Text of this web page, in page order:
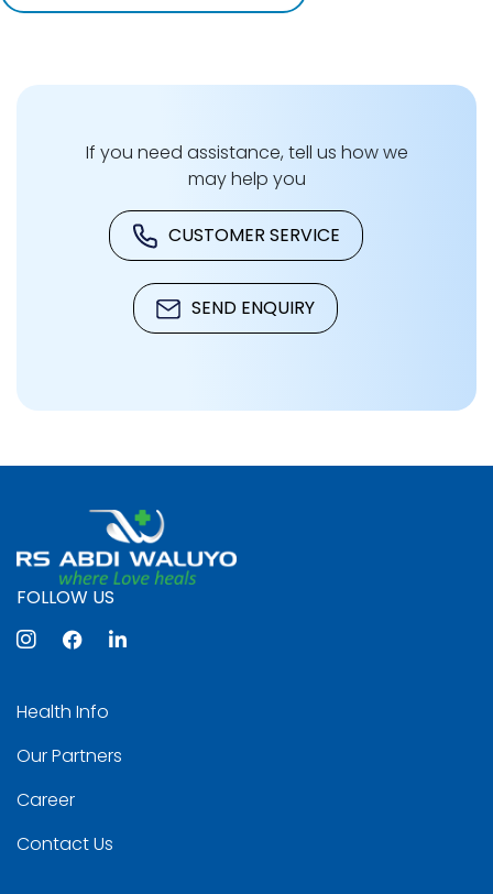
If you need assistance, tell us how we
may help you
CUSTOMER SERVICE
SEND ENQUIRY
FOLLOW US
Health Info
Our Partners
Career
Contact Us